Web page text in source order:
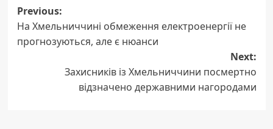
Post
navigation
Previous:
На Хмельниччині обмеження електроенергії не
прогнозуються, але є нюанси
Next:
Захисників із Хмельниччини посмертно
відзначено державними нагородами